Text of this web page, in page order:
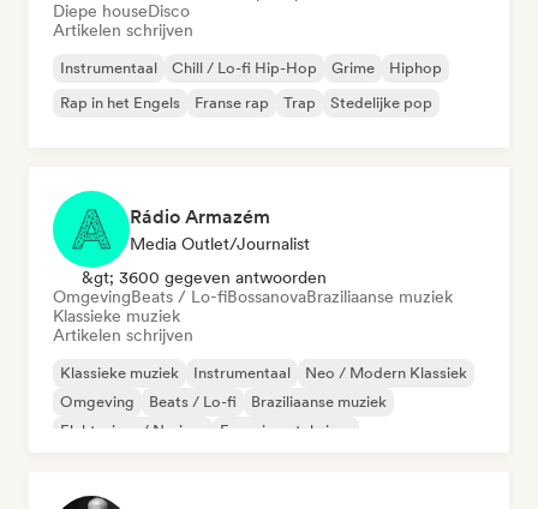
Diepe houseDisco
Artikelen schrijven
Instrumentaal Chill / Lo-fi Hip-Hop Grime
Hiphop
Rap in het Engels
Franse rap Trap Stedelijke pop
Rádio Armazém
Media Outlet/Journalist
&gt; 3600 gegeven antwoorden
OmgevingBeats / Lo-fiBossanovaBraziliaanse muziek
Klassieke muziek
Artikelen schrijven
Klassieke muziek Instrumentaal
Neo / Modern Klassiek
Omgeving
Beats / Lo-fi
Braziliaanse muziek
Elektrojazz / Nu-jazz
Experimentele jazz